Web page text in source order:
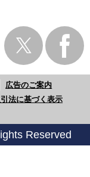
広告のご案内
法に基づく表示
Reserved